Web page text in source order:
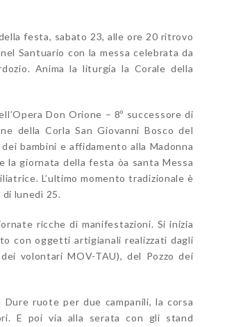
festa, sabato 23, alle ore 20 ritrovo
Santuario con la messa celebrata da
Anima la liturgia la Corale della
Don Orione – 8º successore di
della Corla San Giovanni Bosco del
bambini e affidamento alla Madonna
la giornata della festa òa santa Messa
L’ultimo momento tradizionale è
lunedì 25.
ricche di manifestazioni. Si inizia
con oggetti artigianali realizzati dagli
volontari MOV-TAU), del Pozzo dei
ruote per due campanili, la corsa
E poi via alla serata con gli stand